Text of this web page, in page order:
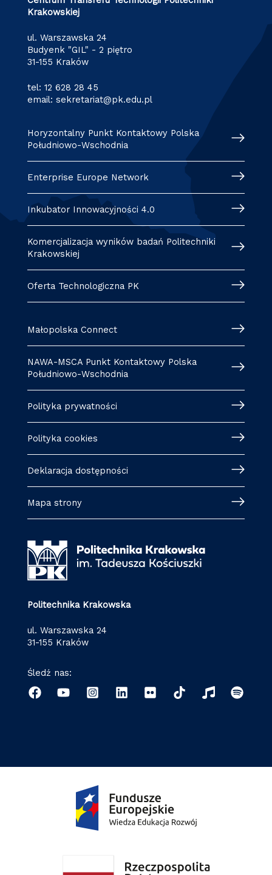
Krakowskiej
ul. Warszawska 24
Budyenk "GIL" - 2 piętro
31-155 Kraków
tel: 12 628 28 45
email: sekretariat@pk.edu.pl
Horyzontalny Punkt Kontaktowy Polska
Południowo-Wschodnia
Enterprise Europe Network
Inkubator Innowacyjności 4.0
Komercjalizacja wyników badań Politechniki
Krakowskiej
Oferta Technologiczna PK
Małopolska Connect
NAWA-MSCA Punkt Kontaktowy Polska
Południowo-Wschodnia
Polityka prywatności
Polityka cookies
Deklaracja dostępności
Mapa strony
Politechnika Krakowska
ul. Warszawska 24
31-155 Kraków
Śledź nas: